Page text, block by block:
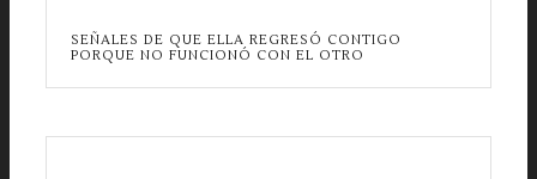
SEÑALES DE QUE ELLA REGRESÓ CONTIGO
PORQUE NO FUNCIONÓ CON EL OTRO